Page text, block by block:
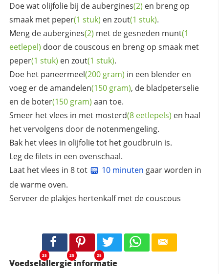
Doe wat olijfolie bij deaubergines(2) en breng op
smaak met peper(1 stuk) en zout(1 stuk).
Meng deaubergines(2) met de gesneden munt(1
eetlepel) door de couscous en breng op smaak met
peper(1 stuk) en zout(1 stuk).
Doe het paneermeel(200 gram) in een blender en
voeg er deamandelen(150 gram), de bladpeterselie
en de boter(150 gram) aan toe.
Smeer het vlees in met mosterd(8 eetlepels) en haal
het vervolgens door de notenmengeling.
Bak het vlees in olijfolie tot het goudbruin is.
Leg de filets in een ovenschaal.
Laat het vlees in 8 tot
10 minuten gaar worden in
de warme oven.
Serveer de plakjes hertenkalf met de couscous
25 25 25
Voedselallergie informatie